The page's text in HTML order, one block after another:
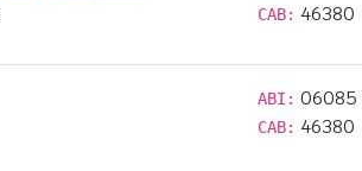
CAB: 46380
ABI: 06085
CAB: 46380